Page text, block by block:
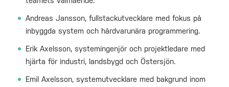
Andreas Jansson, fullstackutvecklare med fokus på
inbyggda system och hårdvarunära programmering.
Erik Axelsson, systemingenjör och projektledare med
hjärta för industri, landsbygd och Östersjön.
Emil Axelsson, systemutvecklare med bakgrund inom